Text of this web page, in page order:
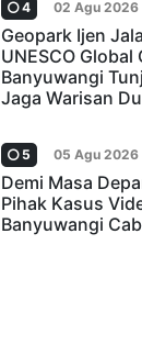
4 02 Agu 2026
Geopark Ijen
UNESCO Global
Banyuwangi
Jaga Warisan
5 05 Agu 2026
Demi Masa
Pihak Kasus
Banyuwangi